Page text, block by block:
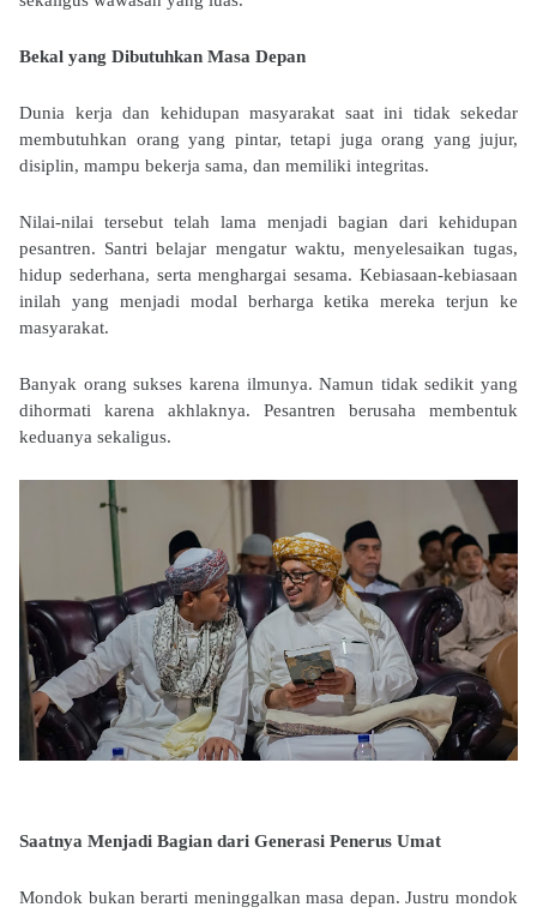
Bekal yang Dibutuhkan Masa Depan
Dunia kerja dan kehidupan masyarakat saat ini tidak sekedar
membutuhkan orang yang pintar, tetapi juga orang yang jujur,
disiplin, mampu bekerja sama, dan memiliki integritas.
Nilai-nilai tersebut telah lama menjadi bagian dari kehidupan
pesantren. Santri belajar mengatur waktu, menyelesaikan tugas,
hidup sederhana, serta menghargai sesama. Kebiasaan-kebiasaan
inilah yang menjadi modal berharga ketika mereka terjun ke
masyarakat.
Banyak orang sukses karena ilmunya. Namun tidak sedikit yang
dihormati karena akhlaknya. Pesantren berusaha membentuk
keduanya sekaligus.
Saatnya Menjadi Bagian dari Generasi Penerus Umat
Mondok bukan berarti meninggalkan masa depan. Justru mondok